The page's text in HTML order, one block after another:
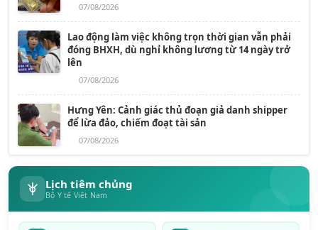
07/08/2026
Lao động làm việc không trọn thời gian vẫn phải
đóng BHXH, dù nghỉ không lương từ 14 ngày trở
lên
07/08/2026
Hưng Yên: Cảnh giác thủ đoạn giả danh shipper
để lừa đảo, chiếm đoạt tài sản
07/08/2026
Lịch tiêm chủng
Bộ Y tế Việt Nam